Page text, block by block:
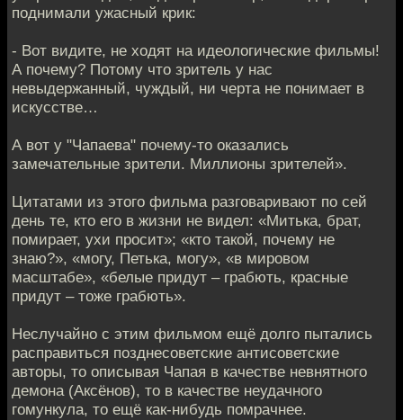
поднимали ужасный крик:
- Вот видите, не ходят на идеологические фильмы!
А почему? Потому что зритель у нас
невыдержанный, чуждый, ни черта не понимает в
искусстве…
А вот у "Чапаева" почему-то оказались
замечательные зрители. Миллионы зрителей».
Цитатами из этого фильма разговаривают по сей
день те, кто его в жизни не видел: «Митька, брат,
помирает, ухи просит»; «кто такой, почему не
знаю?», «могу, Петька, могу», «в мировом
масштабе», «белые придут – грабють, красные
придут – тоже грабють».
Неслучайно с этим фильмом ещё долго пытались
расправиться позднесоветские антисоветские
авторы, то описывая Чапая в качестве невнятного
демона (Аксёнов), то в качестве неудачного
гомункула, то ещё как-нибудь помрачнее.